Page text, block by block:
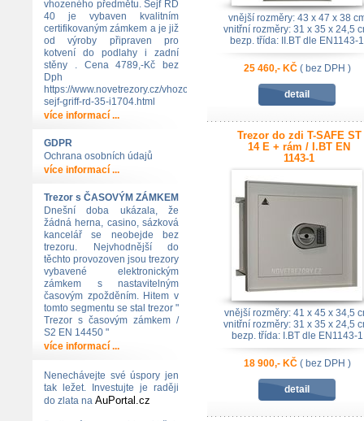
vhozeného předmětu. Sejf RD
40 je vybaven kvalitním
certifikovaným zámkem a je již
od výroby připraven pro
kotvení do podlahy i zadní
stěny . Cena 4789,-Kč bez
Dph
https://www.novetrezory.cz/vhozovy-
sejf-griff-rd-35-i1704.html
více informací ...
GDPR
Ochrana osobních údajů
více informací ...
Trezor s ČASOVÝM ZÁMKEM
Dnešní doba ukázala, že
žádná herna, casino, sázková
kancelář se neobejde bez
trezoru. Nejvhodnější do
těchto provozoven jsou trezory
vybavené elektronickým
zámkem s nastavitelným
časovým zpožděním. Hitem v
tomto segmentu se stal trezor "
Trezor s časovým zámkem /
S2 EN 14450 "
více informací ...
Nenechávejte své úspory jen
tak ležet. Investujte je raději
do zlata na AuPortal.cz
vnější rozměry: 43 x 47 x 38
vnitřní rozměry: 31 x 35 x 24,5
bezp. třída: II.BT dle EN1143-1
25 460,- KČ( bez DPH )
detail
Trezor do zdi T-SAFE ST
14 E + rám / I.BT EN
1143-1
vnější rozměry: 41 x 45 x 34,5
vnitřní rozměry: 31 x 35 x 24,5
bezp. třída: I.BT dle EN1143-1
18 900,- KČ( bez DPH )
detail